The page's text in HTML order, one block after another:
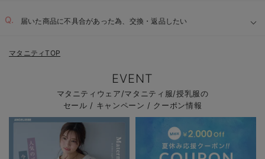
届いた商品に不具合があった為、交換・返品したい
マタニティTOP
EVENT
マタニティウェア/マタニティ服/授乳服の
セール / キャンペーン / クーポン情報